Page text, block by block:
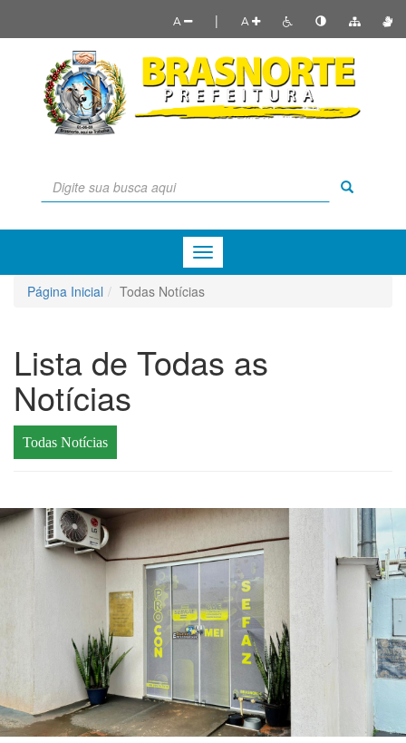
A | A
Menu
de
Navegação
Página Inicial Todas Notícias
Lista de Todas as
Notícias
Todas Notícias